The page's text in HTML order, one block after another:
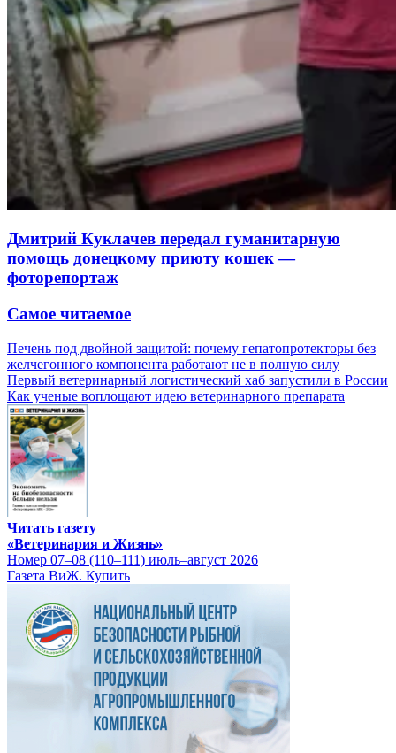
Дмитрий Куклачев передал гуманитарную
помощь донецкому приюту кошек —
фоторепортаж
Самое читаемое
Печень под двойной защитой: почему гепатопротекторы без
желчегонного компонента работают не в полную силу
Первый ветеринарный логистический хаб запустили в России
Как ученые воплощают идею ветеринарного препарата
Читать газету
«Ветеринария и Жизнь»
Номер 07–08 (110–111) июль–август 2026
Газета ВиЖ. Купить